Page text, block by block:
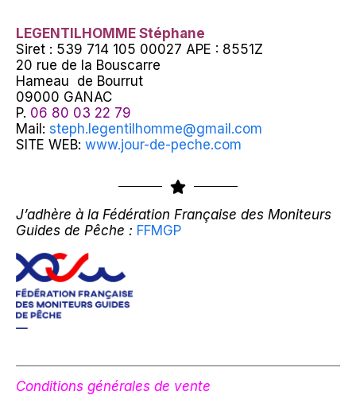
LEGENTILHOMME Stéphane
Siret : 539 714 105 00027 APE : 8551Z
20 rue de la Bouscarre
Hameau de Bourrut
09000 GANAC
P. 06 80 03 22 79
Mail: steph.legentilhomme@gmail.com
SITE WEB: www.jour-de-peche.com
J’adhère à la Fédération Française des Moniteurs
Guides de Pêche : FFMGP
Conditions générales de vente